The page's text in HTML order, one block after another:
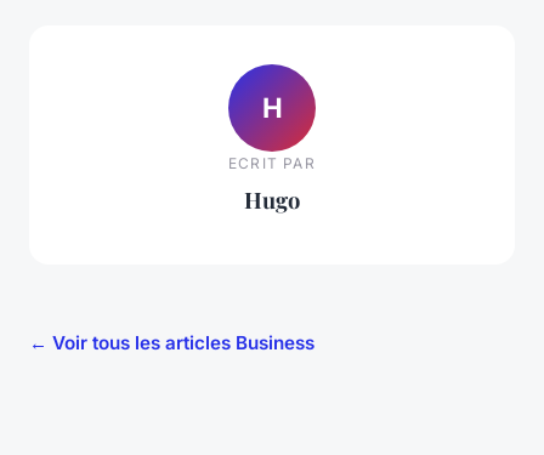
H
ECRIT PAR
Hugo
← Voir tous les articles Business